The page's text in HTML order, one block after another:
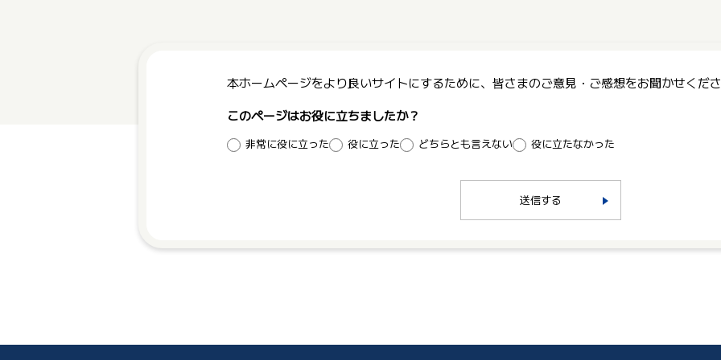
本ホームページをより良いサイトにするために、皆さまのご意見・ご感想をお聞かせくだ
このページはお役に立ちましたか？
非常に役に立った 役に立った どちらとも言えない 役に立たなかった
送信する